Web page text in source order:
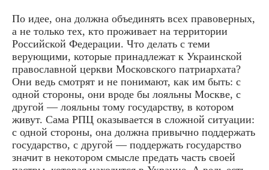
По идее, она должна объединять всех правоверных,
а не только тех, кто проживает на территории
Российской Федерации. Что делать с теми
верующими, которые принадлежат к Украинской
православной церкви Московского патриархата?
Они ведь смотрят и не понимают, как им быть: с
одной стороны, они вроде бы лояльны Москве, с
другой — лояльны тому государству, в котором
живут. Сама РПЦ оказывается в сложной ситуации:
с одной стороны, она должна привычно поддержать
государство, с другой — поддержать государство
значит в некотором смысле предать часть своей